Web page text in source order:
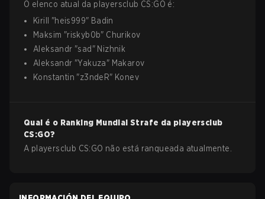
O elenco atual da playersclub CS:GO é:
Kirill
"heis999" Badin
Maksim "riskyb0b" Churikov
Aleksandr "sad " Nizhnik
Aleksandr "Yakuza" Makarov
Konstantin "z3ndeR" Konev
Qual é o Ranking Mundial Strafe da playersclub
CS:GO?
A playersclub CS:GO não está ranqueada atualmente.